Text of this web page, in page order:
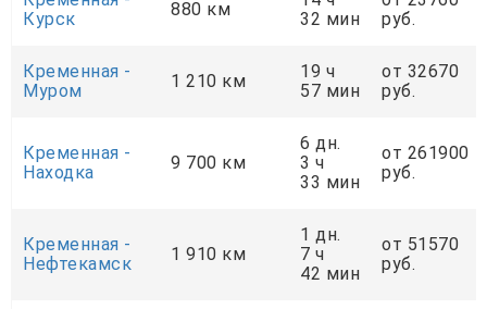
Курск
880 км
32 мин
руб.
Кременная -
Муром
1 210 км
19 ч
57 мин
от 32670
руб.
Кременная -
Находка
9 700 км
6 дн.
3 ч
33 мин
от 261900
руб.
Кременная -
Нефтекамск
1 910 км
1 дн.
7 ч
42 мин
от 51570
руб.